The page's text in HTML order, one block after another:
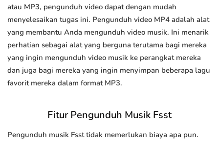
atau MP3, pengunduh video dapat dengan mudah
menyelesaikan tugas ini. Pengunduh video MP4 adalah alat
yang membantu Anda mengunduh video musik. Ini menarik
perhatian sebagai alat yang berguna terutama bagi mereka
yang ingin mengunduh video musik ke perangkat mereka
dan juga bagi mereka yang ingin menyimpan beberapa lagu
favorit mereka dalam format MP3.
Fitur Pengunduh Musik Fsst
Pengunduh musik Fsst tidak memerlukan biaya apa pun.